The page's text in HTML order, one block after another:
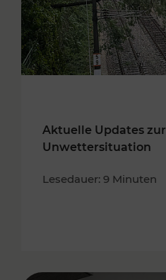
Aktuelle Updates zur
Unwettersituation
Lesedauer: 9 Minuten